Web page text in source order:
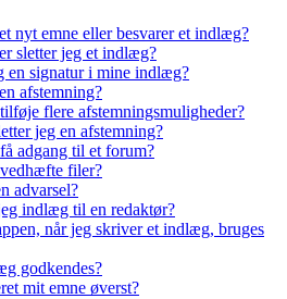
nyt emne eller besvarer et indlæg?
sletter jeg et indlæg?
en signatur i mine indlæg?
afstemning?
flere afstemningsmuligheder?
jeg en afstemning?
adgang til et forum?
filer?
advarsel?
indlæg til en redaktør?
når jeg skriver et indlæg, bruges
godkendes?
mit emne øverst?